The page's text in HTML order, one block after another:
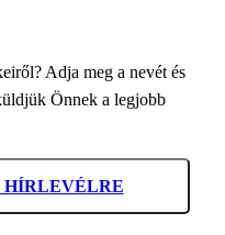
Adja meg a nevét és
Önnek a legjobb